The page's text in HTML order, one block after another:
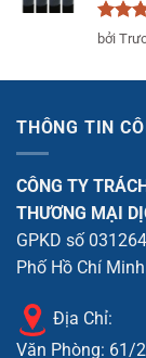
Được
bởi
THÔNG TIN
CÔNG TY
THƯƠNG MẠI
GPKD số
Phố Hồ Chí
Địa Chỉ:
Văn Phòng: 61/